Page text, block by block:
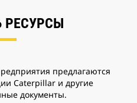
РЕСУРСЫ
предлагаются
Caterpillar и другие
документы.